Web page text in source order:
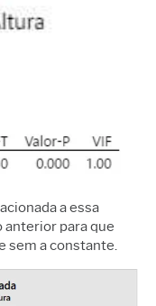
a essa
anterior para que
sem a constante.